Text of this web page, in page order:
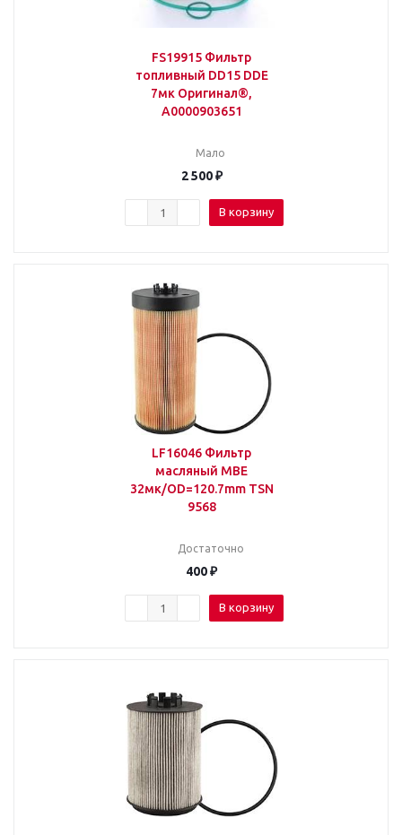
FS19915 Фильтр
топливный DD15 DDE
7мк Оригинал®,
A0000903651
Мало
2 500₽
В корзину
LF16046 Фильтр
масляный MBE
32мк/OD=120.7mm TSN
9568
Достаточно
400₽
В корзину